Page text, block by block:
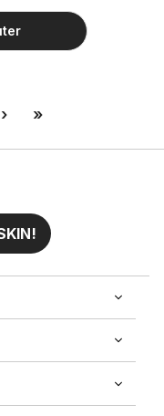
de maintenir
peau, pour un aspect
›Next
»Last